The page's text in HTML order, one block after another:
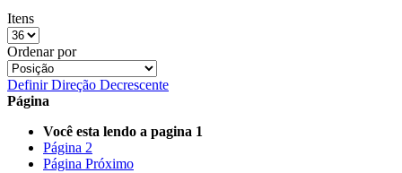
Photo Facility
Queenie
Quenox
Itens
Ordenar por
Definir Direção Decrescente
Página
Você esta lendo a pagina 1
Página 2
Página Próximo